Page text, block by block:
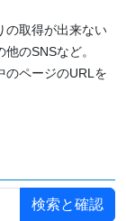
の取得が出来ない
のSNSなど。
のページのURLを